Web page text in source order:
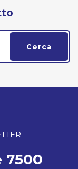
Cerca
7500